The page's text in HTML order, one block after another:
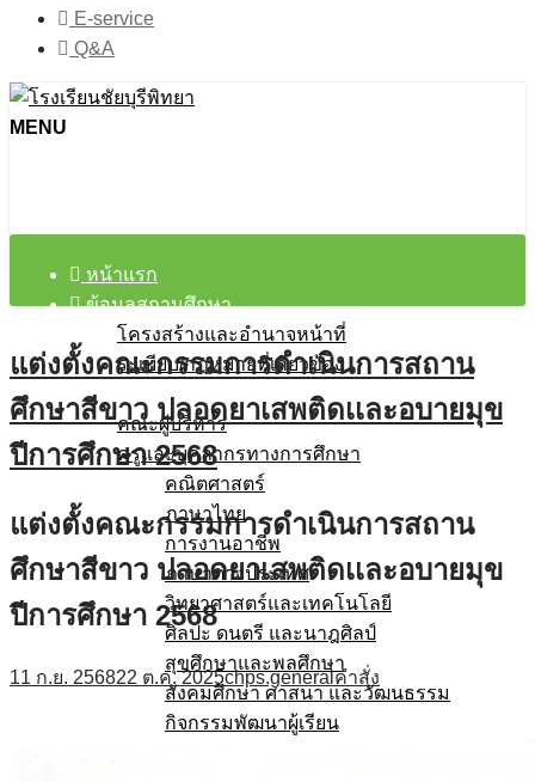
E-service
Q&A
MENU
หน้าแรก
ข้อมูลสถานศึกษา
โครงสร้างและอำนาจหน้าที่
ระเบียบ/กฎหมายที่เกี่ยวข้อง
บุคลากร
คณะผู้บริหาร
ครูและบุคลากรทางการศึกษา
คณิตศาสตร์
ภาษาไทย
การงานอาชีพ
ภาษาต่างประเทศ
วิทยาศาสตร์และเทคโนโลยี
ศิลปะ ดนตรี และนาฎศิลป์
สุขศึกษาและพลศึกษา
สังคมศึกษา ศาสนา และวัฒนธรรม
กิจกรรมพัฒนาผู้เรียน
แต่งตั้งคณะกรรมการดำเนินการสถาน
ศึกษาสีขาว ปลอดยาเสพติดเเละอบายมุข
ปีการศึกษา 2568
แต่งตั้งคณะกรรมการดำเนินการสถาน
ศึกษาสีขาว ปลอดยาเสพติดเเละอบายมุข
ปีการศึกษา 2568
11 ก.ย. 256822 ต.ค. 2025chps.generalคำสั่ง